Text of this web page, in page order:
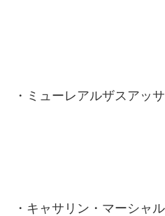
・ミューレアルザスアッ
・キャサリン・マーシャ